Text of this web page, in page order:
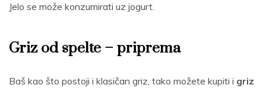
Jelo se može konzumirati uz jogurt.
Griz od spelte – priprema
Baš kao što postoji i klasičan griz, tako možete kupiti i griz